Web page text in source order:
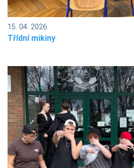
15. 04. 2026
Třídní mikiny